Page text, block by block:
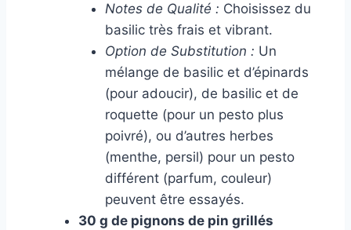
Notes de Qualité : Choisissez du
basilic très frais et vibrant.
Option de Substitution : Un
mélange de basilic et d’épinards
(pour adoucir), de basilic et de
roquette (pour un pesto plus
poivré), ou d’autres herbes
(menthe, persil) pour un pesto
différent (parfum, couleur)
peuvent être essayés.
30 g de pignons de pin grillés